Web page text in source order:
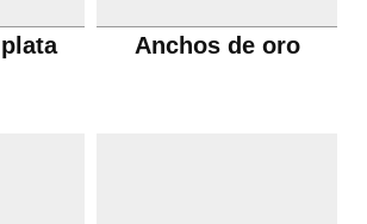
Anchos de oro